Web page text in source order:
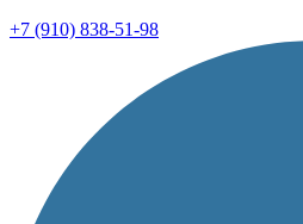
+7 (910) 838-51-98